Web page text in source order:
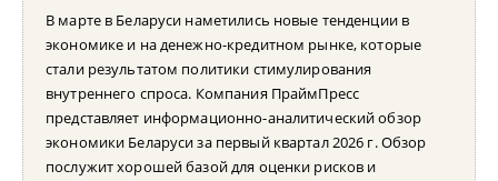
В марте в Беларуси наметились новые тенденции в
экономике и на денежно-кредитном рынке, которые
стали результатом политики стимулирования
внутреннего спроса. Компания ПраймПресс
представляет информационно-аналитический обзор
экономики Беларуси за первый квартал 2026 г. Обзор
послужит хорошей базой для оценки рисков и